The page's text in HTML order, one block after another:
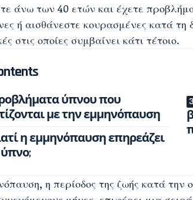
άνω των 40 ετών και έχετε
ή αισθάνεστε κουρασμένες κατά τη
στις οποίες συμβαίνει κάτι τέτοιο.
ύπνου που
με την εμμηνόπαυση
η εμμηνόπαυση επηρεάζει
, η περίοδος της ζωής κατά την